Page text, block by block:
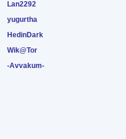
Lan2292
yugurtha
HedinDark
Wik@Tor
-Avvakum-